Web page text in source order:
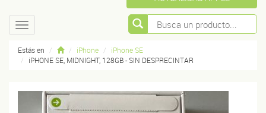
Toggle
navigation
Estás en iPhone
iPhone SE
iPHONE SE, MIDNIGHT, 128GB - SIN DESPRECINTAR